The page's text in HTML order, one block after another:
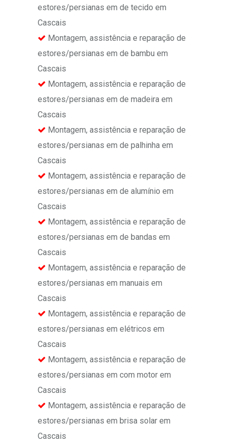
estores/persianas em de tecido em
Cascais
Montagem, assistência e reparação de
estores/persianas em de bambu em
Cascais
Montagem, assistência e reparação de
estores/persianas em de madeira em
Cascais
Montagem, assistência e reparação de
estores/persianas em de palhinha em
Cascais
Montagem, assistência e reparação de
estores/persianas em de alumínio em
Cascais
Montagem, assistência e reparação de
estores/persianas em de bandas em
Cascais
Montagem, assistência e reparação de
estores/persianas em manuais em
Cascais
Montagem, assistência e reparação de
estores/persianas em elétricos em
Cascais
Montagem, assistência e reparação de
estores/persianas em com motor em
Cascais
Montagem, assistência e reparação de
estores/persianas em brisa solar em
Cascais